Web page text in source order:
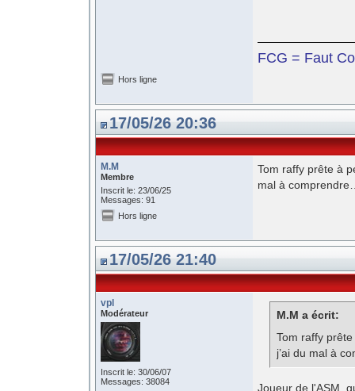
FCG = Faut
Hors ligne
17/05/26 20:36
M.M
Membre
Inscrit le: 23/06/25
Messages: 91
Tom raffy prête à
mal à
Hors ligne
17/05/26 21:40
vpl
Modérateur
Inscrit le: 30/06/07
Messages: 38084
M.M a écrit:
Tom raffy
j’ai du mal à
Joueur de l'ASM,